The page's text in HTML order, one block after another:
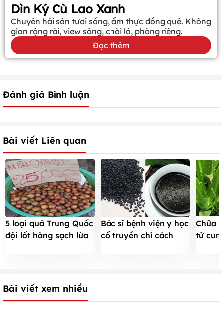
Dìn Ký Cù Lao Xanh
Chuyên hải sản tươi sống, ẩm thực đồng quê. Không
gian rộng rãi, view sông, chòi lá, phòng riêng.
Đọc thêm
Đánh giá Bình luận
Bài viết Liên quan
5 loại quả Trung Quốc
đội lốt hàng sạch lừa
Bác sĩ bệnh viện y học
cổ truyền chỉ cách
Chữa
tử
Bài viết xem nhiều